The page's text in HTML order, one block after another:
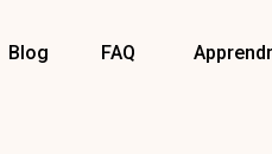
Blog FAQ